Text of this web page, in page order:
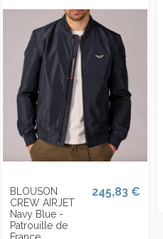
BLOUSON
CREW AIRJET
Navy Blue -
Patrouille de
245,83 €